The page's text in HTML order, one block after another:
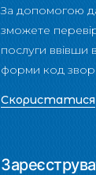
За допомогою
зможете
послуги ввівши
форми код
Скористатися